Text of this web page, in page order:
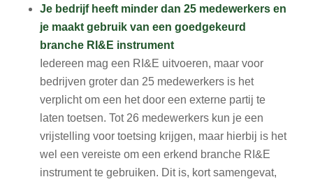
Je bedrijf heeft minder dan 25 medewerkers en
je maakt gebruik van een goedgekeurd
branche RI&E instrument
Iedereen mag een RI&E uitvoeren, maar voor
bedrijven groter dan 25 medewerkers is het
verplicht om een het door een externe partij te
laten toetsen. Tot 26 medewerkers kun je een
vrijstelling voor toetsing krijgen, maar hierbij is het
wel een vereiste om een erkend branche RI&E
instrument te gebruiken. Dit is, kort samengevat,